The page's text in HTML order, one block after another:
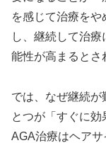
を感じて治療を
し、継続して治
能性が高まるとさ
では、なぜ継続が
とつが「すぐに効
AGA治療はヘア